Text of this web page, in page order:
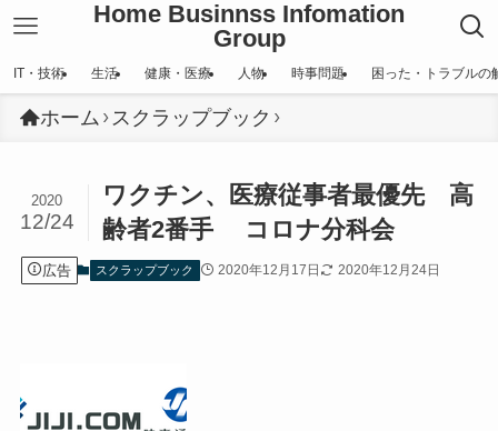
Home Businnss Infomation
Group
IT・技術 生活 健康・医療 人物 時事問題 困った・トラブルの
ホーム スクラップブック
ワクチン、医療従事者最優先 高
齢者2番手 コロナ分科会
2020
12/24
広告 スクラップブック 2020年12月17日 2020年12月24日